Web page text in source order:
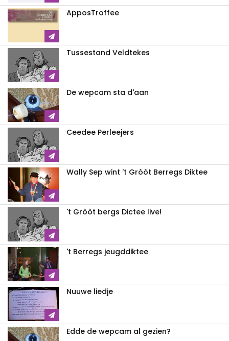
ApposTroffee
Tussestand Veldtekes
De wepcam sta d'aan
Ceedee Perleejers
Wally Sep wint 't Gròòt Berregs Diktee
't Gròòt bergs Dictee live!
't Berregs jeugddiktee
Nuuwe liedje
Edde de wepcam al gezien?